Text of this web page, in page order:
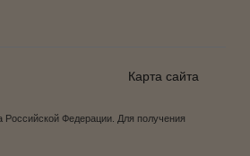
Карта сайта
Российской Федерации. Для получения